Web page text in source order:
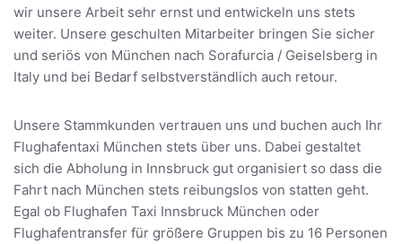
wir unsere Arbeit sehr ernst und entwickeln uns stets
weiter. Unsere geschulten Mitarbeiter bringen Sie sicher
und seriös von München nach Sorafurcia / Geiselsberg in
Italy und bei Bedarf selbstverständlich auch retour.
Unsere Stammkunden vertrauen uns und buchen auch Ihr
Flughafentaxi München stets über uns. Dabei gestaltet
sich die Abholung in Innsbruck gut organisiert so dass die
Fahrt nach München stets reibungslos von statten geht.
Egal ob Flughafen Taxi Innsbruck München oder
Flughafentransfer für größere Gruppen bis zu 16 Personen